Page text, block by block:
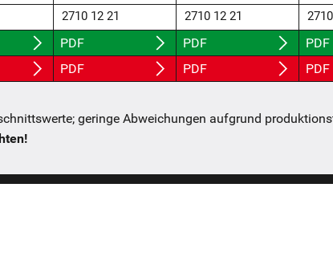
2710 12 21 2710 12 21
PDF PDF PDF
PDF PDF PDF
geringe Abweichungen aufgrund